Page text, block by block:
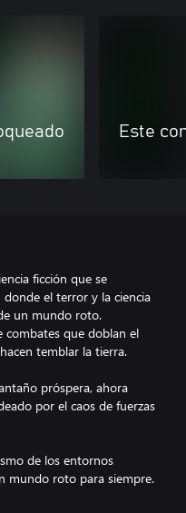
Este
ficción que se
el terror y la ciencia
un mundo roto.
combates que doblan el
temblar la tierra.
próspera, ahora
por el caos de fuerzas
de los entornos
mundo roto para siempre.